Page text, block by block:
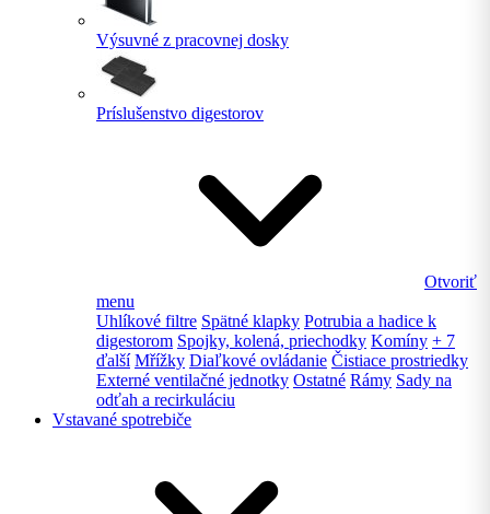
Výsuvné z pracovnej dosky
Príslušenstvo digestorov
Otvoriť
menu
Uhlíkové filtre Spätné klapky Potrubia a hadice k
digestorom Spojky, kolená, priechodky Komíny + 7
ďalší Mřížky Diaľkové ovládanie Čistiace prostriedky
Externé ventilačné jednotky Ostatné Rámy Sady na
odťah a recirkuláciu
Vstavané spotrebiče